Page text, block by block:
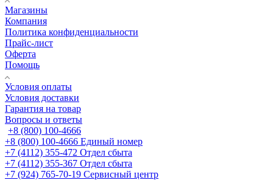
Магазины
Компания
Политика конфиденциальности
Прайс-лист
Оферта
Помощь
Условия оплаты
Условия доставки
Гарантия на товар
Вопросы и ответы
+8 (800) 100-4666
+8 (800) 100-4666 Единый номер
+7 (4112) 355-472 Отдел сбыта
+7 (4112) 355-367 Отдел сбыта
+7 (924) 765-70-19 Сервисный центр